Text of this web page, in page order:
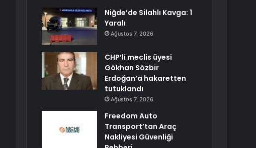
Niğde’de Silahlı Kavga: 1
Yaralı
Ağustos 7, 2026
CHP’li meclis üyesi
Gökhan Sözbir
Erdoğan’a hakaretten
tutuklandı
Ağustos 7, 2026
Freedom Auto
Transport’tan Araç
Nakliyesi Güvenliği